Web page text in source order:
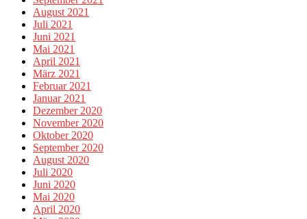
August 2021
Juli 2021
Juni 2021
Mai 2021
April 2021
März 2021
Februar 2021
Januar 2021
Dezember 2020
November 2020
Oktober 2020
September 2020
August 2020
Juli 2020
Juni 2020
Mai 2020
April 2020